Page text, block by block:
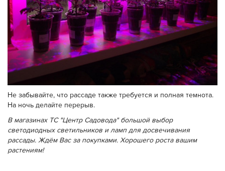
Не забывайте, что рассаде также требуется и полная темнота.
На ночь делайте перерыв.
В магазинах ТС "Центр Садовода" большой выбор
светодиодных светильников и ламп для досвечивания
рассады. Ждём Вас за покупками. Хорошего роста вашим
растениям!